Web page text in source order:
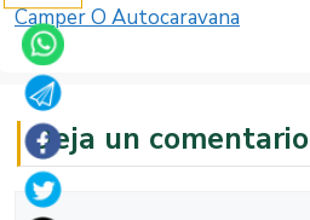
Camper O Autocaravana
Deja un comentario
Comentario